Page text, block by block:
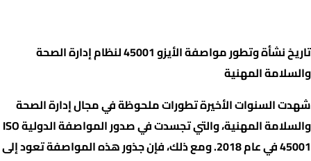
تاريخ نشأة وتطور مواصفة الأيزو 45001 لنظام إدارة الصحة
والسلامة المهنية
شهدت السنوات الأخيرة تطورات ملحوظة في مجال إدارة الصحة
والسلامة المهنية، والتي تجسدت في صدور المواصفة الدولية ISO
45001 في عام 2018. ومع ذلك، فإن جذور هذه المواصفة تعود إلى